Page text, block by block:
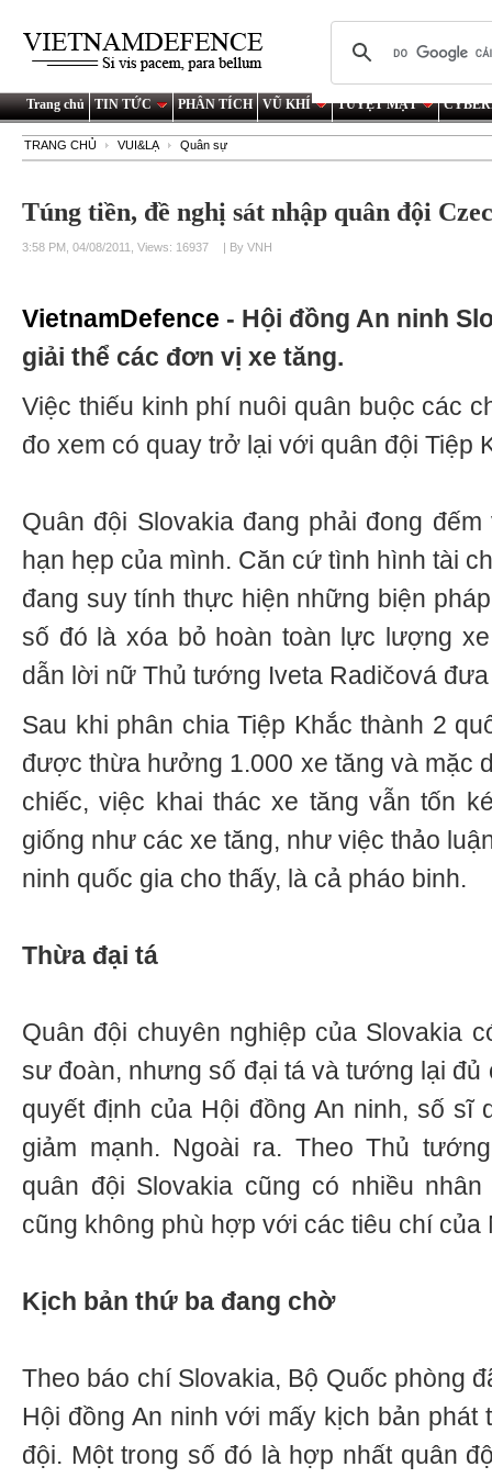
Trang chủ TIN TỨC PHÂN TÍCH VŨ KHÍ TUYỆT MẬT
TRANG CHỦ VUI&LẠ Quân sự
Túng tiền, đề nghị sát nhập quân đội
3:58 PM, 04/08/2011, Views: 16937 | By VNH
VietnamDefence - Hội đồng An ninh
giải thể các đơn vị xe tăng.
Việc thiếu kinh phí nuôi quân buộc các
đo xem có quay trở lại với quân đội Tiệp
Quân đội Slovakia đang phải đong
hạn hẹp của mình. Căn cứ tình hình tài
đang suy tính thực hiện những biện
số đó là xóa bỏ hoàn toàn lực lượng
dẫn lời nữ Thủ tướng Iveta Radičová
Sau khi phân chia Tiệp Khắc thành 2
được thừa hưởng 1.000 xe tăng và mặc
chiếc, việc khai thác xe tăng vẫn tốn
giống như các xe tăng, như việc thảo
ninh quốc gia cho thấy, là cả pháo binh.
Thừa đại tá
Quân đội chuyên nghiệp của Slovakia
sư đoàn, nhưng số đại tá và tướng lại đủ
quyết định của Hội đồng An ninh, số sĩ
giảm mạnh. Ngoài ra. Theo Thủ
quân đội Slovakia cũng có nhiều
cũng không phù hợp với các tiêu chí của
Kịch bản thứ ba đang chờ
Theo báo chí Slovakia, Bộ Quốc phòng
Hội đồng An ninh với mấy kịch bản phát
đội. Một trong số đó là hợp nhất quân